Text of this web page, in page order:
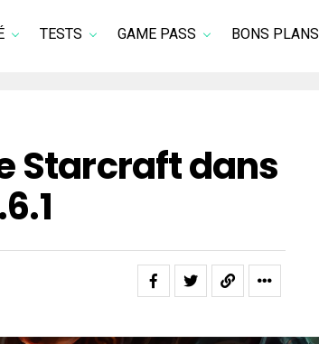
TESTS GAME PASS BONS PLANS
Starcraft dans